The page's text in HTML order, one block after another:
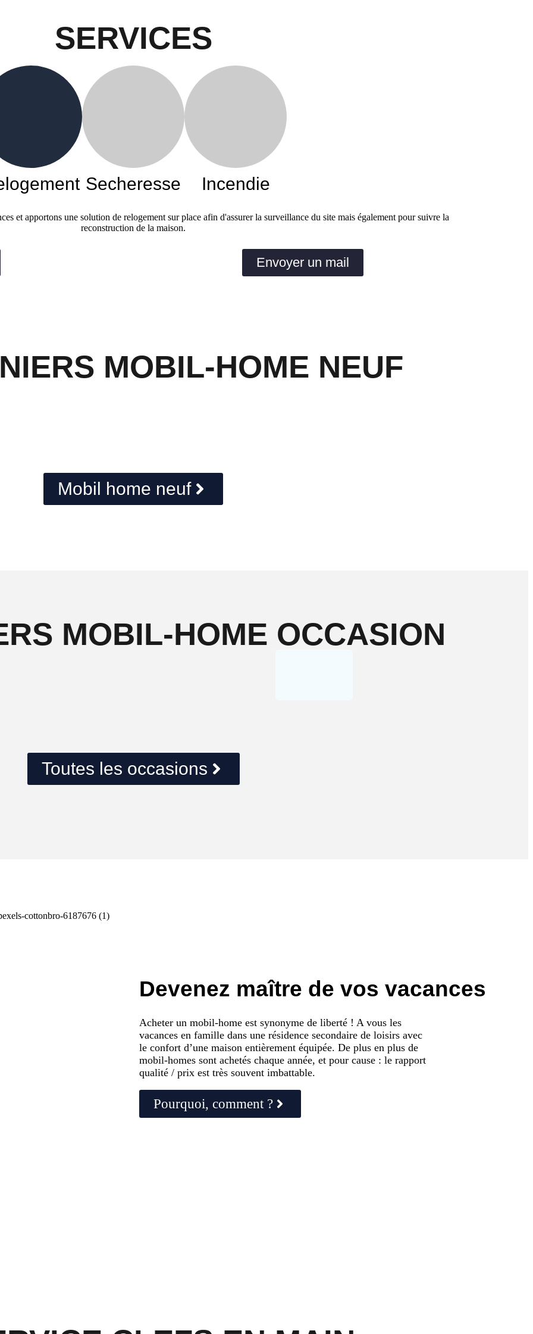
SERVICES
Secheresse Incendie
et apportons une solution de relogement sur place afin d'assurer la surveillance du site mais également pour suivre la
reconstruction de la maison.
Envoyer un mail
MOBIL-HOME NEUF
Mobil home neuf
MOBIL-HOME OCCASION
Toutes les occasions
Devenez maître de vos vacances
Acheter un mobil-home est synonyme de liberté ! A vous les
vacances en famille dans une résidence secondaire de loisirs avec
le confort d’une maison entièrement équipée. De plus en plus de
mobil-homes sont achetés chaque année, et pour cause : le rapport
qualité / prix est très souvent imbattable.
Pourquoi, comment ?